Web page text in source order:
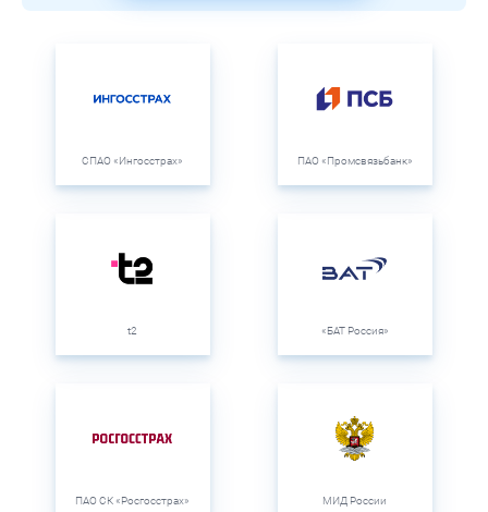
СПАО «Ингосстрах» ПАО «Промсвязьбанк»
t2 «БАТ Россия»
ПАО СК «Росгосстрах» МИД России